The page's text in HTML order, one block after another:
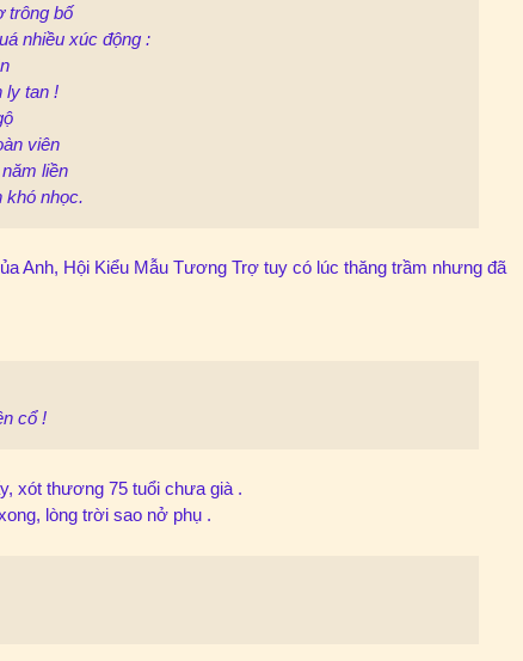
trông bố
nhiều xúc động :
ly tan !
viên
liền
khó nhọc.
Anh, Hội Kiểu Mẫu Tương Trợ tuy có lúc thăng trầm nhưng đã
cổ !
xót thương 75 tuổi chưa già .
lòng trời sao nở phụ .